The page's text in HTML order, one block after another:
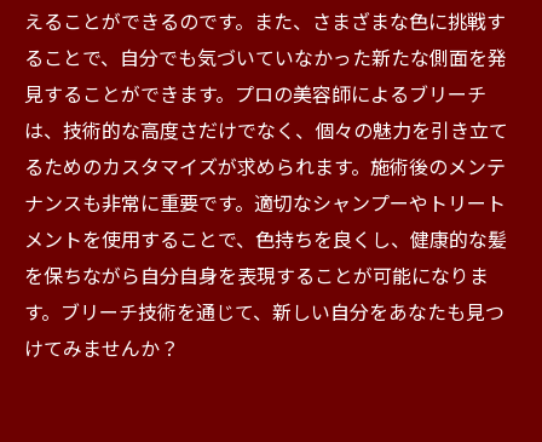
えることができるのです。また、さまざまな色に挑戦す
ることで、自分でも気づいていなかった新たな側面を発
見することができます。プロの美容師によるブリーチ
は、技術的な高度さだけでなく、個々の魅力を引き立て
るためのカスタマイズが求められます。施術後のメンテ
ナンスも非常に重要です。適切なシャンプーやトリート
メントを使用することで、色持ちを良くし、健康的な髪
を保ちながら自分自身を表現することが可能になりま
す。ブリーチ技術を通じて、新しい自分をあなたも見つ
けてみませんか？